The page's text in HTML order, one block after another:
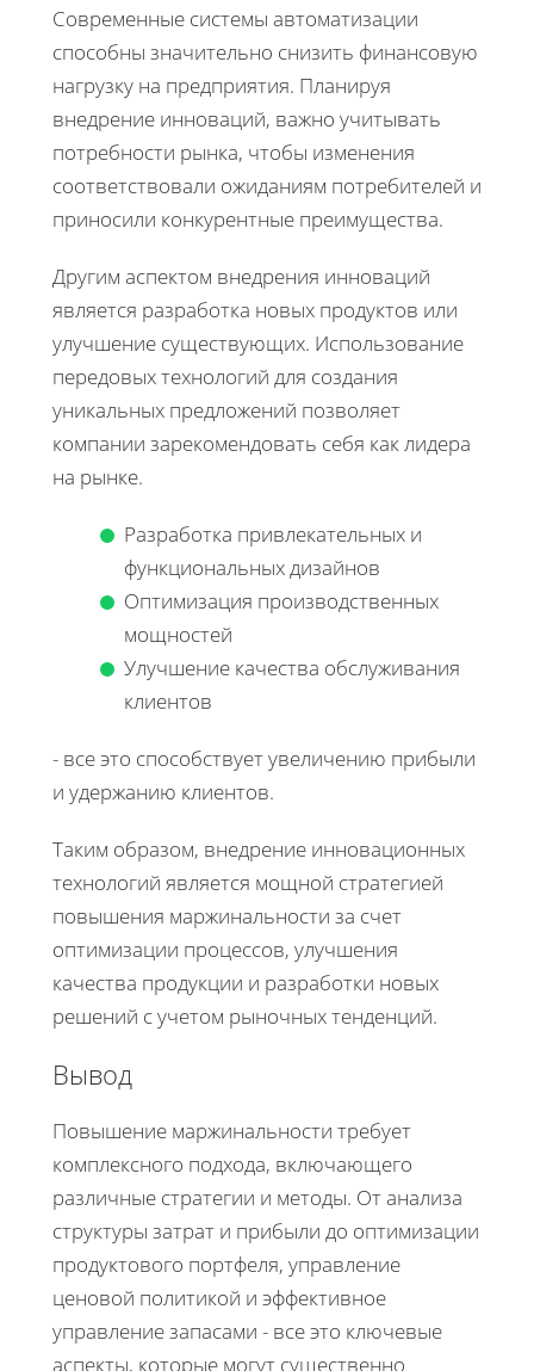
Современные системы автоматизации
способны значительно снизить финансовую
нагрузку на предприятия. Планируя
внедрение инноваций, важно учитывать
потребности рынка, чтобы изменения
соответствовали ожиданиям потребителей и
приносили конкурентные преимущества.
Другим аспектом внедрения инноваций
является разработка новых продуктов или
улучшение существующих. Использование
передовых технологий для создания
уникальных предложений позволяет
компании зарекомендовать себя как лидера
на рынке.
Разработка привлекательных и
функциональных дизайнов
Оптимизация производственных
мощностей
Улучшение качества обслуживания
клиентов
- все это способствует увеличению прибыли
и удержанию клиентов.
Таким образом, внедрение инновационных
технологий является мощной стратегией
повышения маржинальности за счет
оптимизации процессов, улучшения
качества продукции и разработки новых
решений с учетом рыночных тенденций.
Вывод
Повышение маржинальности требует
комплексного подхода, включающего
различные стратегии и методы. От анализа
структуры затрат и прибыли до оптимизации
продуктового портфеля, управление
ценовой политикой и эффективное
управление запасами - все это ключевые
аспекты, которые могут существенно